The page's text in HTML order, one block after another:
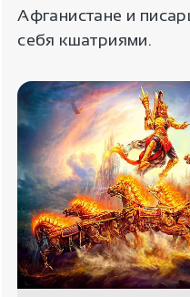
Афганистане и
себя кшатриями.